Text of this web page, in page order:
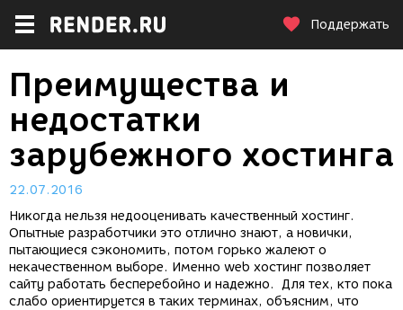
Поддержать
Преимущества и
недостатки
зарубежного хостинга
22.07.2016
Никогда нельзя недооценивать качественный хостинг.
Опытные разработчики это отлично знают, а новички,
пытающиеся сэкономить, потом горько жалеют о
некачественном выборе. Именно web хостинг позволяет
сайту работать бесперебойно и надежно. Для тех, кто пока
слабо ориентируется в таких терминах, объясним, что